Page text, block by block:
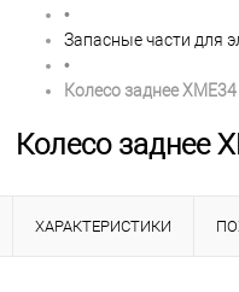
•
Запасные части для
•
Колесо заднее XME34
Колесо заднее
ХАРАКТЕРИСТИКИ